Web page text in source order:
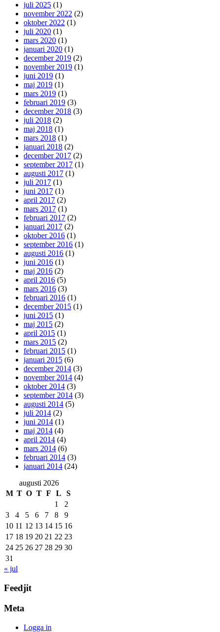
juli 2025 (1)
november 2022 (2)
oktober 2022 (1)
juli 2020 (1)
mars 2020 (1)
januari 2020 (1)
december 2019 (2)
november 2019 (1)
juni 2019 (1)
maj 2019 (1)
mars 2019 (1)
februari 2019 (3)
december 2018 (3)
juli 2018 (2)
maj 2018 (1)
mars 2018 (1)
januari 2018 (2)
december 2017 (2)
september 2017 (1)
augusti 2017 (1)
juli 2017 (1)
juni 2017 (1)
april 2017 (2)
mars 2017 (1)
februari 2017 (2)
januari 2017 (2)
oktober 2016 (1)
september 2016 (1)
augusti 2016 (1)
juni 2016 (1)
maj 2016 (2)
april 2016 (5)
mars 2016 (3)
februari 2016 (1)
december 2015 (1)
juni 2015 (1)
maj 2015 (2)
april 2015 (1)
mars 2015 (2)
februari 2015 (1)
januari 2015 (6)
december 2014 (3)
november 2014 (4)
oktober 2014 (3)
september 2014 (3)
augusti 2014 (5)
juli 2014 (2)
juni 2014 (1)
maj 2014 (4)
april 2014 (4)
mars 2014 (6)
februari 2014 (3)
januari 2014 (24)
augusti 2026
M T O T F L
S
1
2
3
4 5 6 7 8
9
10 11 12 13 14 15 16
17 18 19 20 21 22 23
24 25 26 27 28 29 30
31
« jul
Feedjit
Meta
Logga in